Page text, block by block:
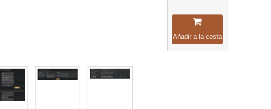
Añadir a la cesta